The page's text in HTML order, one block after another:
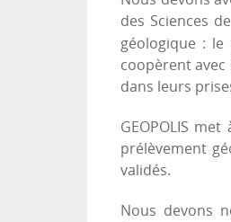
des Sciences
géologique :
coopèrent
dans leurs
GEOPOLIS
prélèvement
validés.
Nous devons